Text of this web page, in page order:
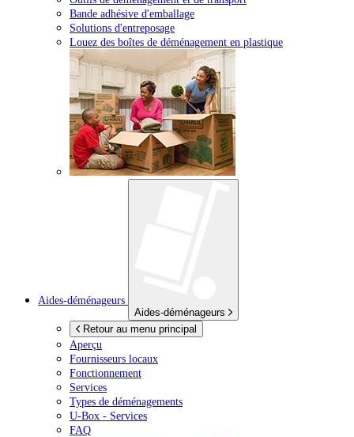
Bande adhésive d'emballage
Solutions d'entreposage
Louez des boîtes de déménagement en plastique
Aides-déménageurs
Aides-déménageurs
Retour au menu principal
Aperçu
Fournisseurs locaux
Fonctionnement
Services
Types de déménagements
U-Box - Services
FAQ